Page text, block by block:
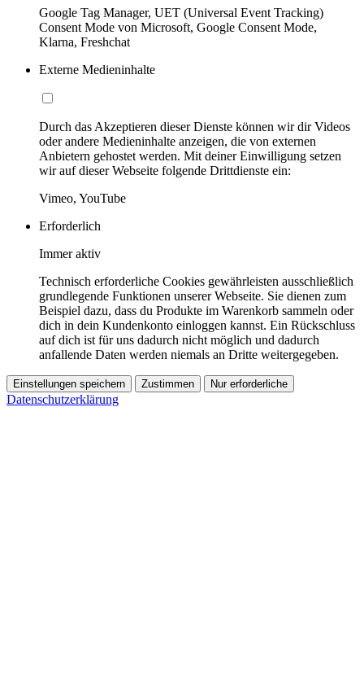
Google Tag Manager, UET (Universal Event Tracking)
Consent Mode von Microsoft, Google Consent Mode,
Klarna, Freshchat
Externe Medieninhalte
Durch das Akzeptieren dieser Dienste können wir dir Videos
oder andere Medieninhalte anzeigen, die von externen
Anbietern gehostet werden. Mit deiner Einwilligung setzen
wir auf dieser Webseite folgende Drittdienste ein:
Vimeo, YouTube
Erforderlich
Immer aktiv
Technisch erforderliche Cookies gewährleisten ausschließlich
grundlegende Funktionen unserer Webseite. Sie dienen zum
Beispiel dazu, dass du Produkte im Warenkorb sammeln oder
dich in dein Kundenkonto einloggen kannst. Ein Rückschluss
auf dich ist für uns dadurch nicht möglich und dadurch
anfallende Daten werden niemals an Dritte weitergegeben.
Einstellungen speichern Zustimmen Nur erforderliche
Datenschutzerklärung